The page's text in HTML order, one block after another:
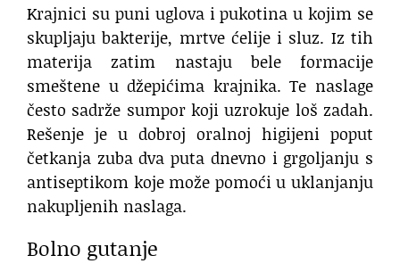
Krajnici su puni uglova i pukotina u kojim se
skupljaju bakterije, mrtve ćelije i sluz. Iz tih
materija zatim nastaju bele formacije
smeštene u džepićima krajnika. Te naslage
često sadrže sumpor koji uzrokuje loš zadah.
Rešenje je u dobroj oralnoj higijeni poput
četkanja zuba dva puta dnevno i grgoljanju s
antiseptikom koje može pomoći u uklanjanju
nakupljenih naslaga.
Bolno gutanje